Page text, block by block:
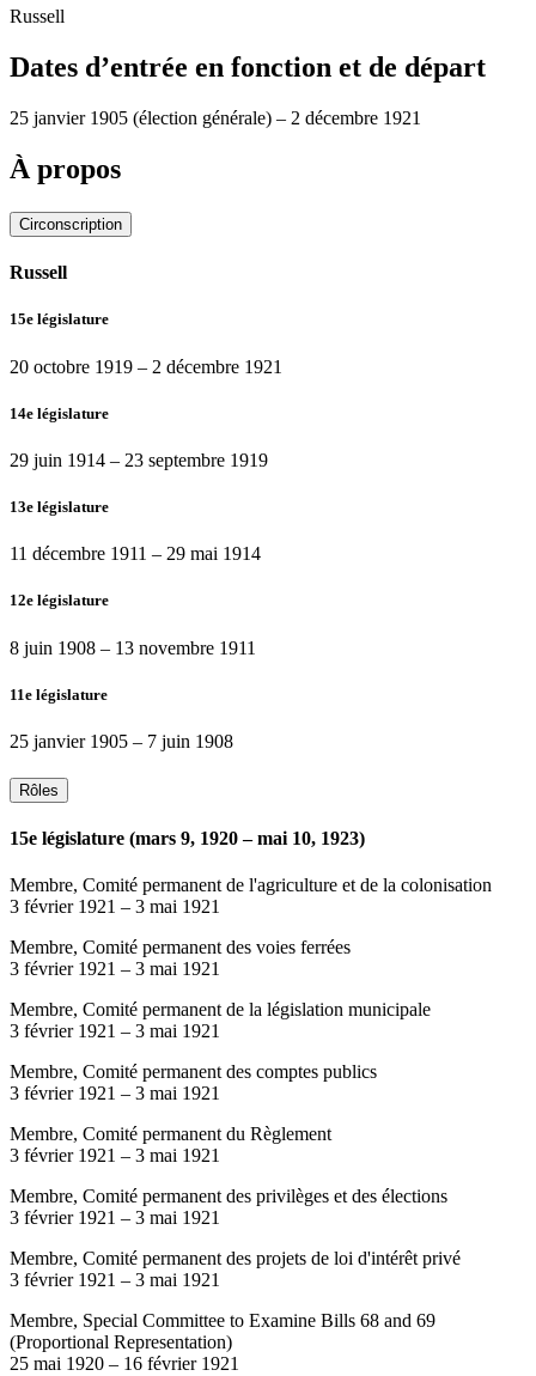
Russell
Dates d’entrée en fonction et de départ
25 janvier 1905 (élection générale) – 2 décembre 1921
À propos
Circonscription
Russell
15e législature
20 octobre 1919 – 2 décembre 1921
14e législature
29 juin 1914 – 23 septembre 1919
13e législature
11 décembre 1911 – 29 mai 1914
12e législature
8 juin 1908 – 13 novembre 1911
11e législature
25 janvier 1905 – 7 juin 1908
Rôles
15e législature (mars 9, 1920 – mai 10, 1923)
Membre, Comité permanent de l'agriculture et de la colonisation
3 février 1921 – 3 mai 1921
Membre, Comité permanent des voies ferrées
3 février 1921 – 3 mai 1921
Membre, Comité permanent de la législation municipale
3 février 1921 – 3 mai 1921
Membre, Comité permanent des comptes publics
3 février 1921 – 3 mai 1921
Membre, Comité permanent du Règlement
3 février 1921 – 3 mai 1921
Membre, Comité permanent des privilèges et des élections
3 février 1921 – 3 mai 1921
Membre, Comité permanent des projets de loi d'intérêt privé
3 février 1921 – 3 mai 1921
Membre, Special Committee to Examine Bills 68 and 69
(Proportional Representation)
25 mai 1920 – 16 février 1921